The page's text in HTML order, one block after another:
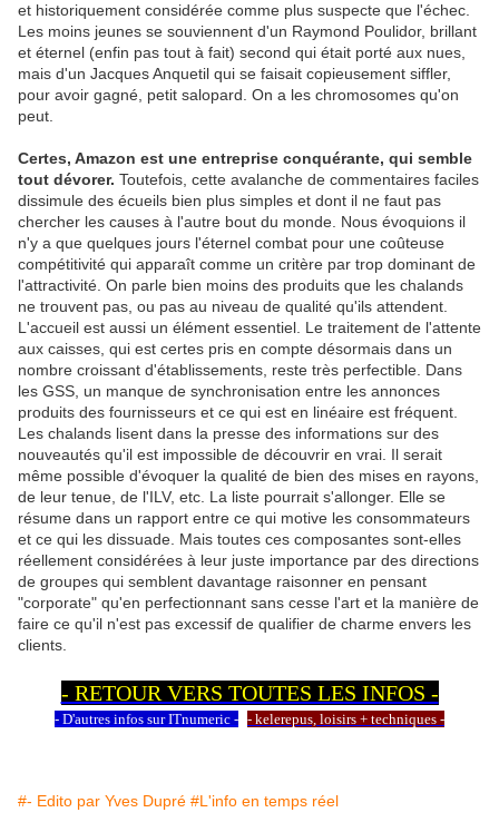
et historiquement considérée comme plus suspecte que l'échec.
Les moins jeunes se souviennent d'un Raymond Poulidor, brillant
et éternel (enfin pas tout à fait) second qui était porté aux nues,
mais d'un Jacques Anquetil qui se faisait copieusement siffler,
pour avoir gagné, petit salopard. On a les chromosomes qu'on
peut.
Certes, Amazon est une entreprise conquérante, qui semble
tout dévorer. Toutefois, cette avalanche de commentaires faciles
dissimule des écueils bien plus simples et dont il ne faut pas
chercher les causes à l'autre bout du monde. Nous évoquions il
n'y a que quelques jours l'éternel combat pour une coûteuse
compétitivité qui apparaît comme un critère par trop dominant de
l'attractivité. On parle bien moins des produits que les chalands
ne trouvent pas, ou pas au niveau de qualité qu'ils attendent.
L'accueil est aussi un élément essentiel. Le traitement de l'attente
aux caisses, qui est certes pris en compte désormais dans un
nombre croissant d'établissements, reste très perfectible. Dans
les GSS, un manque de synchronisation entre les annonces
produits des fournisseurs et ce qui est en linéaire est fréquent.
Les chalands lisent dans la presse des informations sur des
nouveautés qu'il est impossible de découvrir en vrai. Il serait
même possible d'évoquer la qualité de bien des mises en rayons,
de leur tenue, de l'ILV, etc. La liste pourrait s'allonger. Elle se
résume dans un rapport entre ce qui motive les consommateurs
et ce qui les dissuade. Mais toutes ces composantes sont-elles
réellement considérées à leur juste importance par des directions
de groupes qui semblent davantage raisonner en pensant
"corporate" qu'en perfectionnant sans cesse l'art et la manière de
faire ce qu'il n'est pas excessif de qualifier de charme envers les
clients.
- RETOUR VERS TOUTES LES INFOS -
- D'autres infos sur ITnumeric - - kelerepus, loisirs + techniques -
#- Edito par Yves Dupré #L'info en temps réel